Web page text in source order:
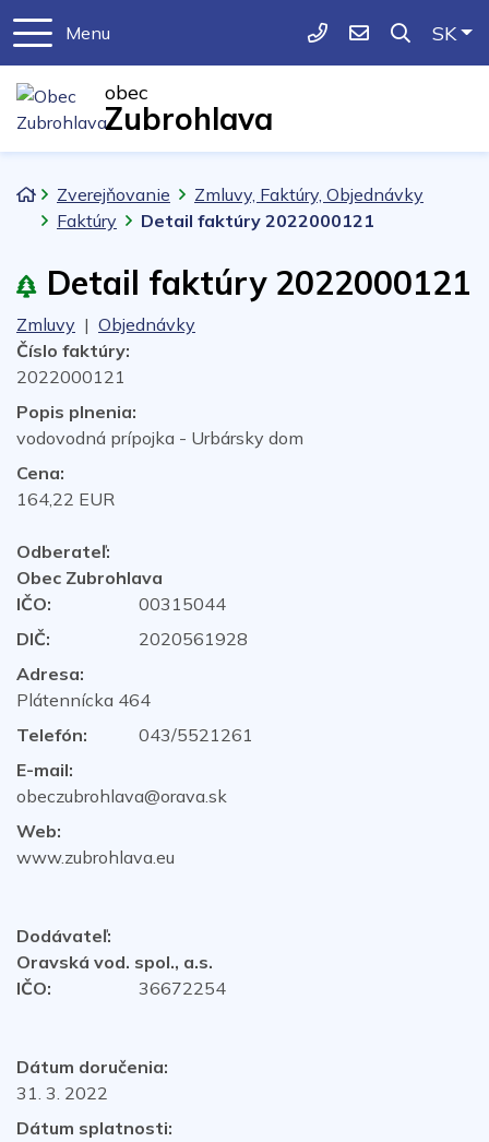
Menu
043/5521261 SK
obec
Zubrohlava
Úvodná stránka
Zverejňovanie
Zmluvy, Faktúry, Objednávky
Faktúry
Detail faktúry 2022000121
Detail faktúry 2022000121
Zmluvy | Objednávky
Číslo faktúry:
2022000121
Popis plnenia:
vodovodná prípojka - Urbársky dom
Cena:
164,22 EUR
Odberateľ:
Obec Zubrohlava
IČO:
00315044
DIČ:
2020561928
Adresa:
Plátennícka 464
Telefón:
043/5521261
E-mail:
obeczubrohlava@orava.sk
Web:
www.zubrohlava.eu
Dodávateľ:
Oravská vod. spol., a.s.
IČO:
36672254
Dátum doručenia:
31. 3. 2022
Dátum splatnosti: